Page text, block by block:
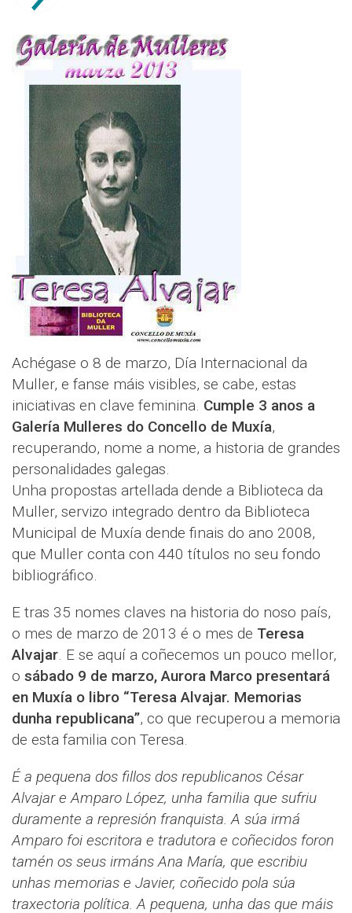
Achégase o 8 de marzo, Día Internacional da
Muller, e fanse máis visibles, se cabe, estas
iniciativas en clave feminina. Cumple 3 anos a
Galería Mulleres do Concello de Muxía,
recuperando, nome a nome, a historia de grandes
personalidades galegas.
Unha propostas artellada dende a Biblioteca da
Muller, servizo integrado dentro da Biblioteca
Municipal de Muxía dende finais do ano 2008,
que Muller conta con 440 títulos no seu fondo
bibliográfico.
E tras 35 nomes claves na historia do noso país,
o mes de marzo de 2013 é o mes de Teresa
Alvajar. E se aquí a coñecemos un pouco mellor,
o sábado 9 de marzo, Aurora Marco presentará
en Muxía o libro “Teresa Alvajar. Memorias
dunha republicana”, co que recuperou a memoria
de esta familia con Teresa.
É a pequena dos fillos dos republicanos César
Alvajar e Amparo López, unha familia que sufriu
duramente a represión franquista. A súa irmá
Amparo foi escritora e tradutora e coñecidos foron
tamén os seus irmáns Ana María, que escribiu
unhas memorias e Javier, coñecido pola súa
traxectoria política. A pequena, unha das que máis